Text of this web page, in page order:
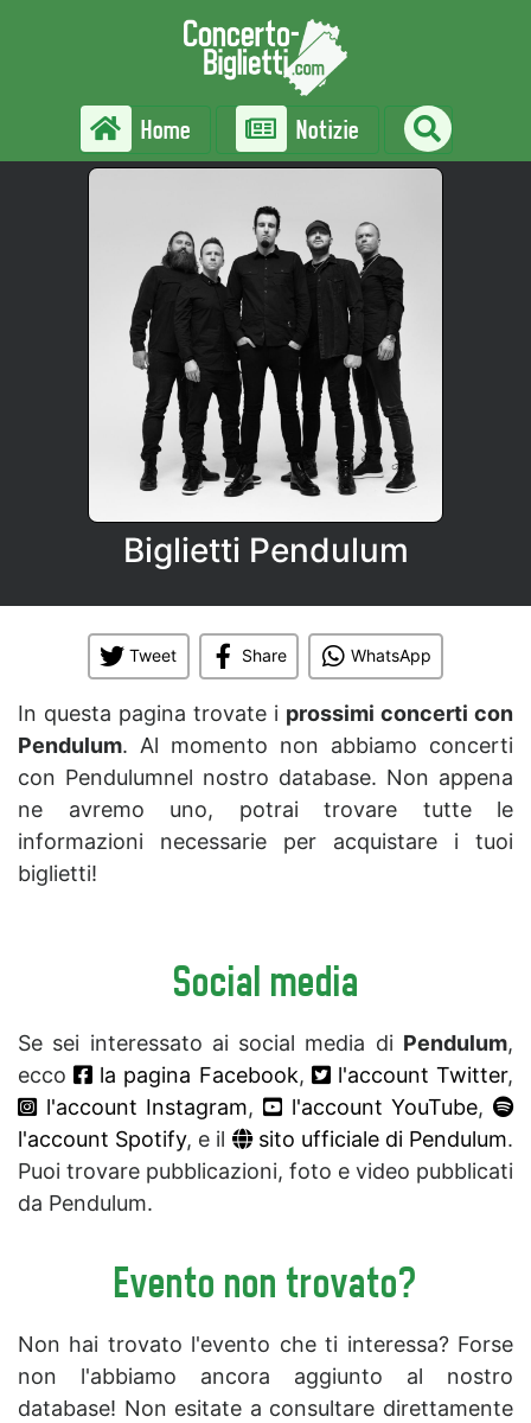
Home Notizie
Biglietti Pendulum
Tweet Share WhatsApp
In questa pagina trovate i prossimi concerti con
Pendulum. Al momento non abbiamo concerti
con Pendulumnel nostro database. Non appena
ne avremo uno, potrai trovare tutte le
informazioni necessarie per acquistare i tuoi
biglietti!
Social media
Se sei interessato ai social media di Pendulum,
ecco
la pagina Facebook, l'account Twitter,
l'account Instagram, l'account YouTube,
l'account Spotify, e il sito ufficiale di Pendulum.
Puoi trovare pubblicazioni, foto e video pubblicati
da Pendulum.
Evento non trovato?
Non hai trovato l'evento che ti interessa? Forse
non l'abbiamo ancora aggiunto al nostro
database! Non esitate a consultare direttamente